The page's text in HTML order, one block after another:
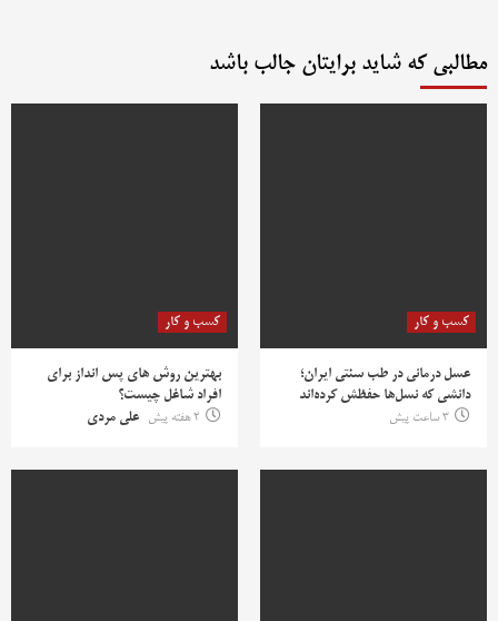
مطالبی که شاید برایتان جالب باشد
کسب و کار
عسل درمانی در طب سنتی ایران؛
دانشی که نسل‌ها حفظش کرده‌اند
3 ساعت پیش
کسب و کار
بهترین روش‌ های پس‌ انداز برای
افراد شاغل چیست؟
2 هفته پیش
علی مردی